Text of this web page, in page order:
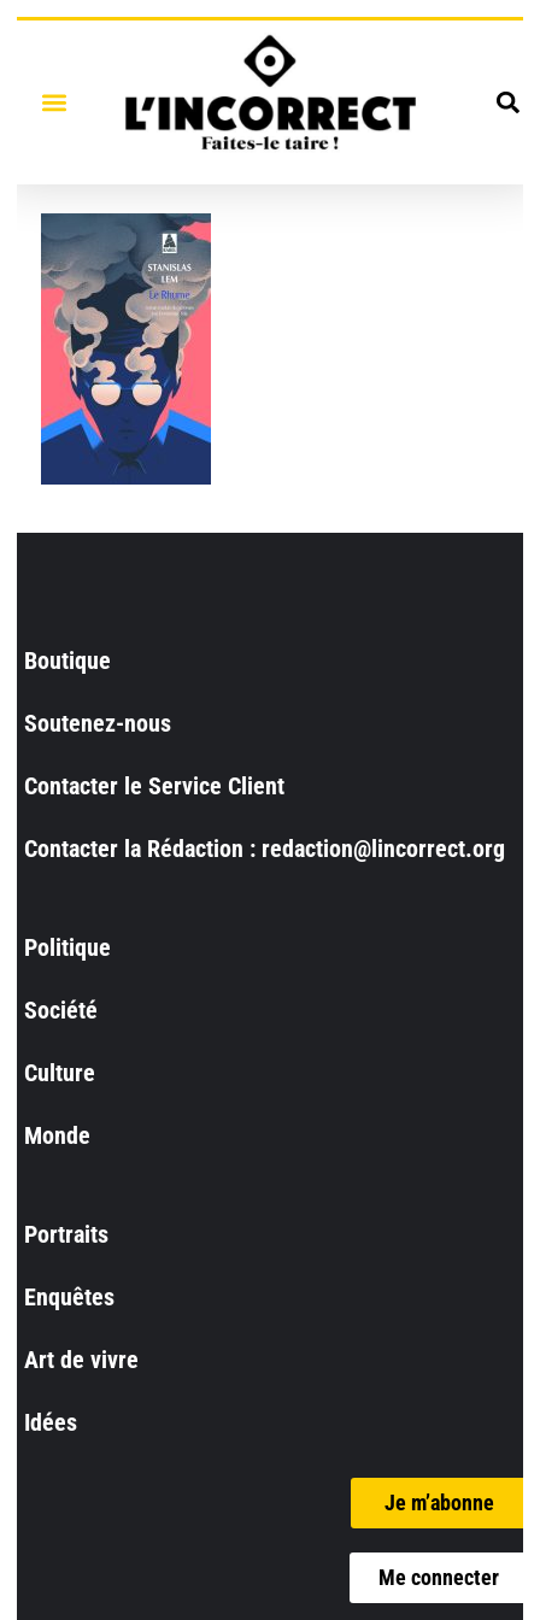
Boutique
Soutenez-nous
Contacter le Service Client
Contacter la Rédaction : redaction@lincorrect.org
Politique
Société
Culture
Monde
Portraits
Enquêtes
Art de vivre
Idées
Je m’abonne
Me connecter